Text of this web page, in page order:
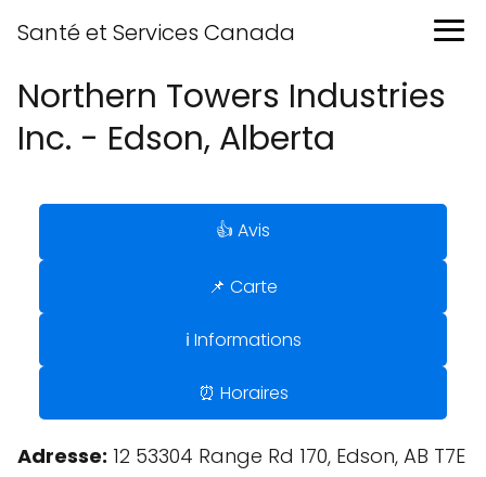
Santé et Services Canada
Northern Towers Industries
Inc. - Edson, Alberta
👍 Avis
📌 Carte
ℹ️ Informations
⏰ Horaires
Adresse: 12 53304 Range Rd 170, Edson, AB T7E